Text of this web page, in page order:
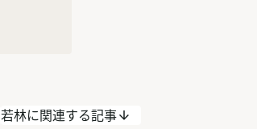
若林に関連する記事